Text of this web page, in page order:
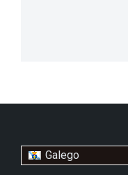
Galego